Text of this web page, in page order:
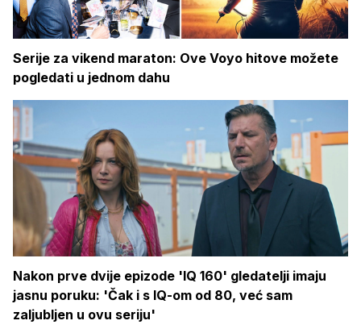
Serije za vikend maraton: Ove Voyo hitove možete
pogledati u jednom dahu
Nakon prve dvije epizode 'IQ 160' gledatelji imaju
jasnu poruku: 'Čak i s IQ-om od 80, već sam
zaljubljen u ovu seriju'